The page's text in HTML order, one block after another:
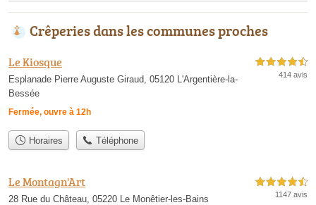
Crêperies dans les communes proches
Le Kiosque
Esplanade Pierre Auguste Giraud, 05120 L'Argentière-la-
Bessée
Fermée, ouvre à 12h
4,5 étoiles sur 5
414 avis
Horaires Téléphone
Le Montagn'Art
28 Rue du Château, 05220 Le Monêtier-les-Bains
4,5 étoiles sur 5
1147 avis